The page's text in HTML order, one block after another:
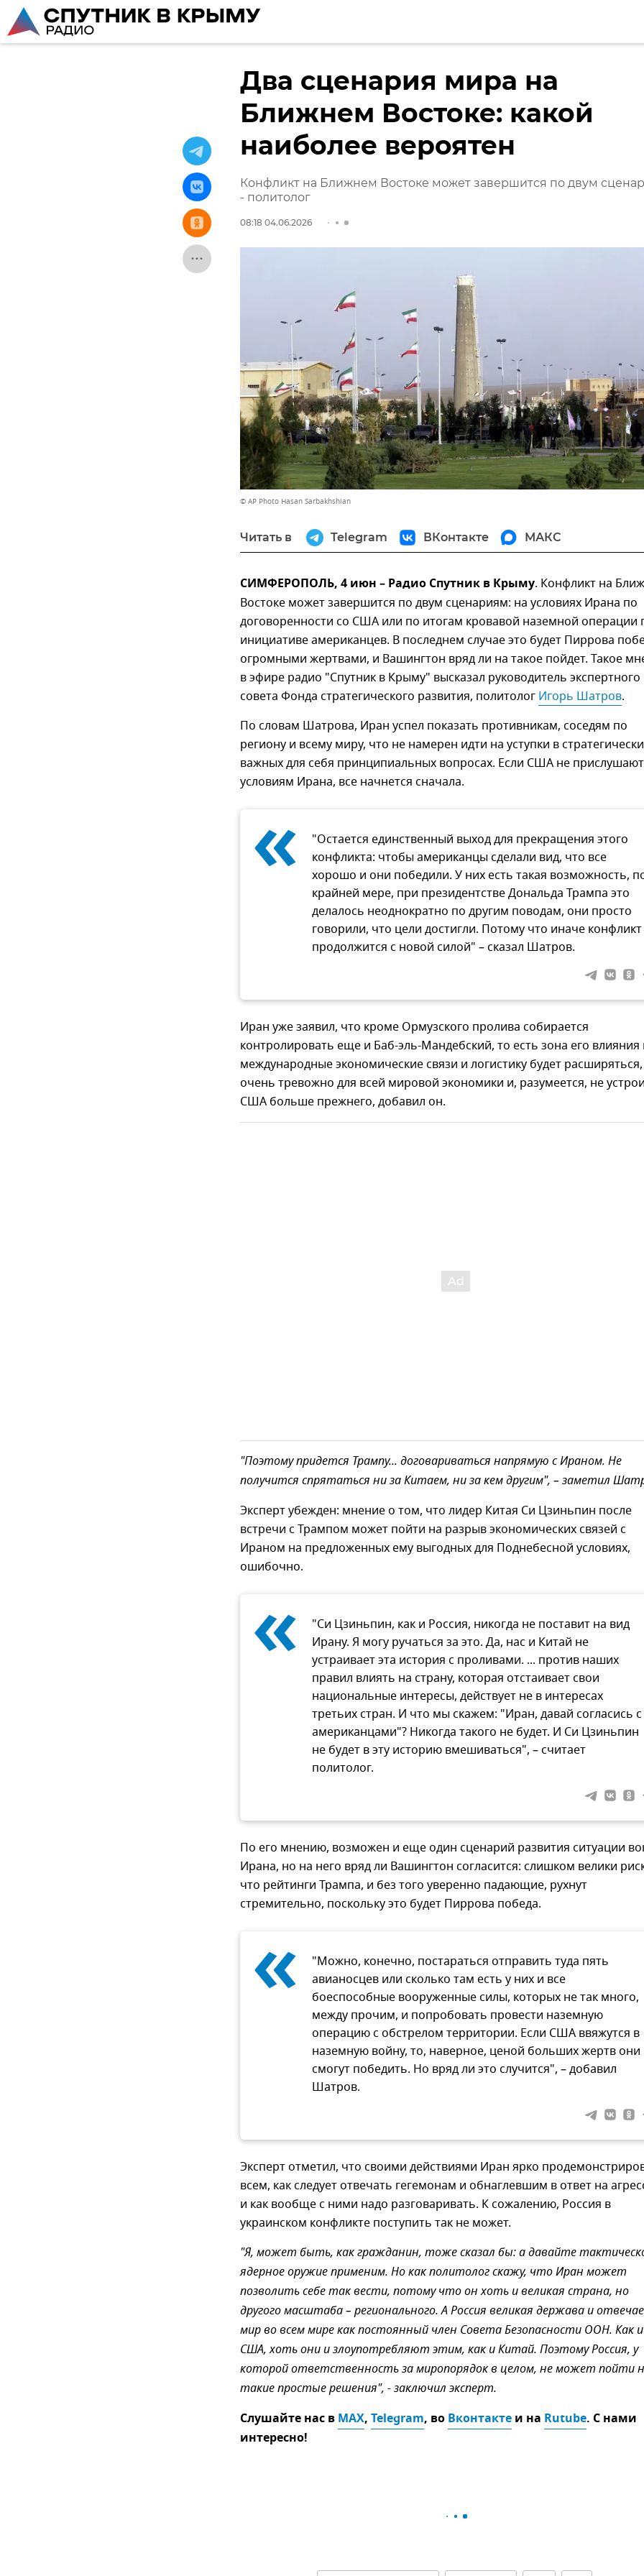
Два сценария мира на
Ближнем Востоке: какой
наиболее вероятен
Конфликт на Ближнем Востоке может завершится по двум
- политолог
08:18 04.06.2026
© AP Photo Hasan Sarbakhshian
Читать в Telegram ВКонтакте МАКС
СИМФЕРОПОЛЬ, 4 июн – Радио Спутник в Крыму. Конфликт на
Востоке может завершится по двум сценариям: на условиях Ирана по
договоренности со США или по итогам кровавой наземной операции
инициативе американцев. В последнем случае это будет Пиррова
огромными жертвами, и Вашингтон вряд ли на такое пойдет. Такое
в эфире радио "Спутник в Крыму" высказал руководитель экспертного
совета Фонда стратегического развития, политолог Игорь Шатров.
По словам Шатрова, Иран успел показать противникам, соседям по
региону и всему миру, что не намерен идти на уступки в стратегически
важных для себя принципиальных вопросах. Если США не
условиям Ирана, все начнется сначала.
«
"Остается единственный выход для прекращения этого
конфликта: чтобы американцы сделали вид, что все
хорошо и они победили. У них есть такая возможность,
крайней мере, при президентстве Дональда Трампа это
делалось неоднократно по другим поводам, они просто
говорили, что цели достигли. Потому что иначе конфликт
продолжится с новой силой" – сказал Шатров.
Иран уже заявил, что кроме Ормузского пролива собирается
контролировать еще и Баб-эль-Мандебский, то есть зона его влияния
международные экономические связи и логистику будет
очень тревожно для всей мировой экономики и, разумеется, не
США больше прежнего, добавил он.
"Поэтому придется Трампу... договариваться напрямую с Ираном. Не
получится спрятаться ни за Китаем, ни за кем другим", – заметил
Эксперт убежден: мнение о том, что лидер Китая Си Цзиньпин после
встречи с Трампом может пойти на разрыв экономических связей с
Ираном на предложенных ему выгодных для Поднебесной условиях,
ошибочно.
«
"Си Цзиньпин, как и Россия, никогда не поставит на вид
Ирану. Я могу ручаться за это. Да, нас и Китай не
устраивает эта история с проливами. ... против наших
правил влиять на страну, которая отстаивает свои
национальные интересы, действует не в интересах
третьих стран. И что мы скажем: "Иран, давай согласись с
американцами"? Никогда такого не будет. И Си Цзиньпин
не будет в эту историю вмешиваться", – считает
политолог.
По его мнению, возможен и еще один сценарий развития ситуации
Ирана, но на него вряд ли Вашингтон согласится: слишком велики
что рейтинги Трампа, и без того уверенно падающие, рухнут
стремительно, поскольку это будет Пиррова победа.
«
"Можно, конечно, постараться отправить туда пять
авианосцев или сколько там есть у них и все
боеспособные вооруженные силы, которых не так много,
между прочим, и попробовать провести наземную
операцию с обстрелом территории. Если США ввяжутся в
наземную войну, то, наверное, ценой больших жертв они
смогут победить. Но вряд ли это случится", – добавил
Шатров.
Эксперт отметил, что своими действиями Иран ярко
всем, как следует отвечать гегемонам и обнаглевшим в ответ на
и как вообще с ними надо разговаривать. К сожалению, Россия в
украинском конфликте поступить так не может.
"Я, может быть, как гражданин, тоже сказал бы: а давайте
ядерное оружие применим. Но как политолог скажу, что Иран может
позволить себе так вести, потому что он хоть и великая страна, но
другого масштаба – регионального. А Россия великая держава и
мир во всем мире как постоянный член Совета Безопасности ООН. Как и
США, хоть они и злоупотребляют этим, как и Китай. Поэтому Россия, у
которой ответственность за миропорядок в целом, не может пойти
такие простые решения", - заключил эксперт.
Слушайте нас вMAX,Telegram, воВконтактеи на Rutube. С нами
интересно!